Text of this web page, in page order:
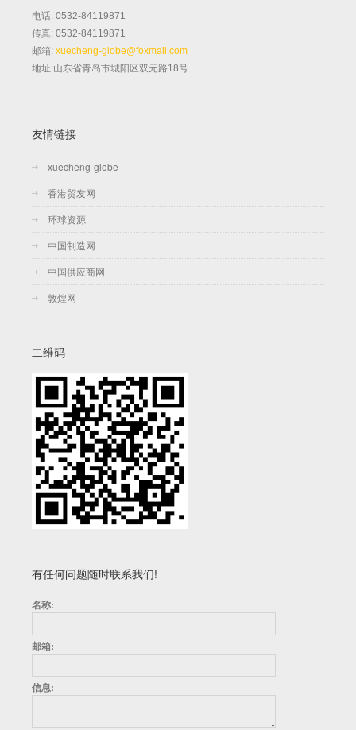
电话: 0532-84119871
传真: 0532-84119871
邮箱: xuecheng-globe@foxmail.com
地址:山东省青岛市城阳区双元路18号
友情链接
xuecheng-globe
香港贸发网
环球资源
中国制造网
中国供应商网
敦煌网
二维码
有任何问题随时联系我们!
名称:
邮箱:
信息: